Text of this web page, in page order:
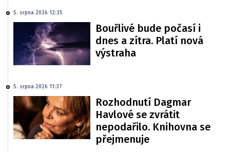
5. srpna 2026 12:35
Bouřlivé bude počasí i
dnes a zítra. Platí nová
výstraha
5. srpna 2026 11:37
Rozhodnutí Dagmar
Havlové se zvrátit
nepodařilo. Knihovna se
přejmenuje